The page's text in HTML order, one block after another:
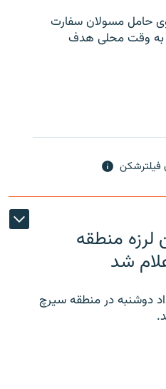
حامل مسولان سفارت
به وقت محلی هدف
منطقه
دوشنبه در منطقه سیرچ